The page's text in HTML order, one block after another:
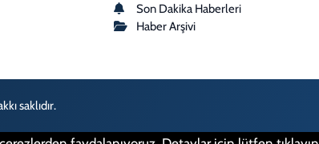
Son Dakika Haberleri
Haber Arşivi
saklıdır.